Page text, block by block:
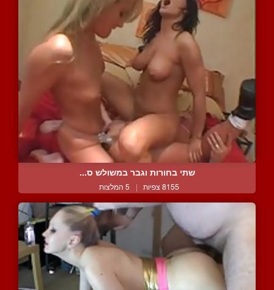
שתי בחורות וגבר במשולש ס...
8155 צפיות | 5 המלצות